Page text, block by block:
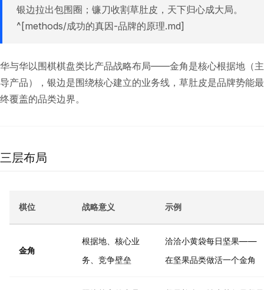
银边拉出包围圈；镰刀收割草肚皮，天下归心成大局。
^[methods/成功的真因-品牌的原理.md]
华与华以围棋棋盘类比产品战略布局——金角是核心根据地（主
导产品），银边是围绕核心建立的业务线，草肚皮是品牌势能最
终覆盖的品类边界。
三层布局
棋位 战略意义 示例
金角
根据地、核心业
务、竞争壁垒
洽洽小黄袋每日坚果——
在坚果品类做活一个金角